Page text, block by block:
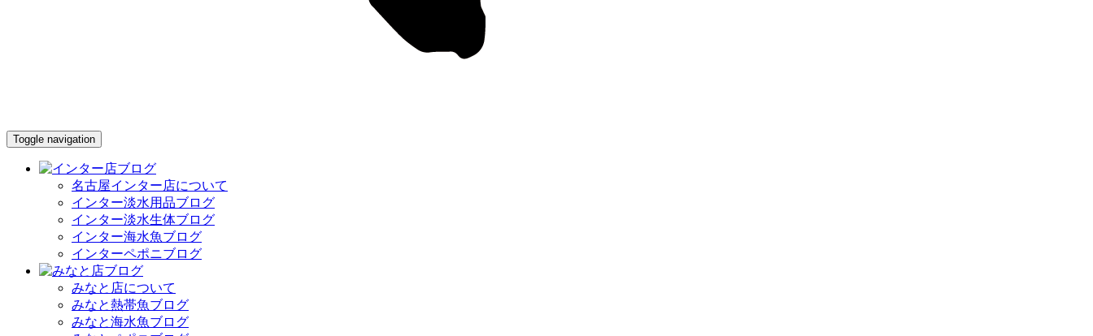
Toggle navigation
名古屋インター店について
インター淡水用品ブログ
インター淡水生体ブログ
インター海水魚ブログ
インターペポニブログ
みなと店について
みなと熱帯魚ブログ
みなと海水魚ブログ